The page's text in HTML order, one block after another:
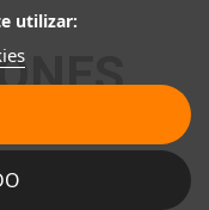
la voz de
utilizar: